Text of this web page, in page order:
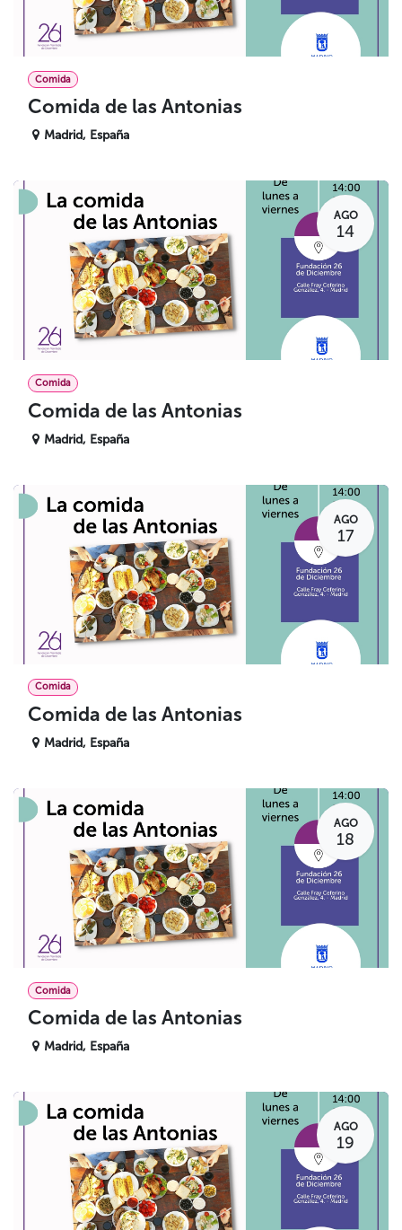
Comida
Comida de las Antonias
Madrid, España
AGO
14
Comida
Comida de las Antonias
Madrid, España
AGO
17
Comida
Comida de las Antonias
Madrid, España
AGO
18
Comida
Comida de las Antonias
Madrid, España
AGO
19